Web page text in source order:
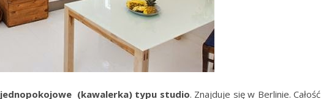
jednopokojowe (kawalerka) typu studio. Znajduje się w Berlinie. Całość